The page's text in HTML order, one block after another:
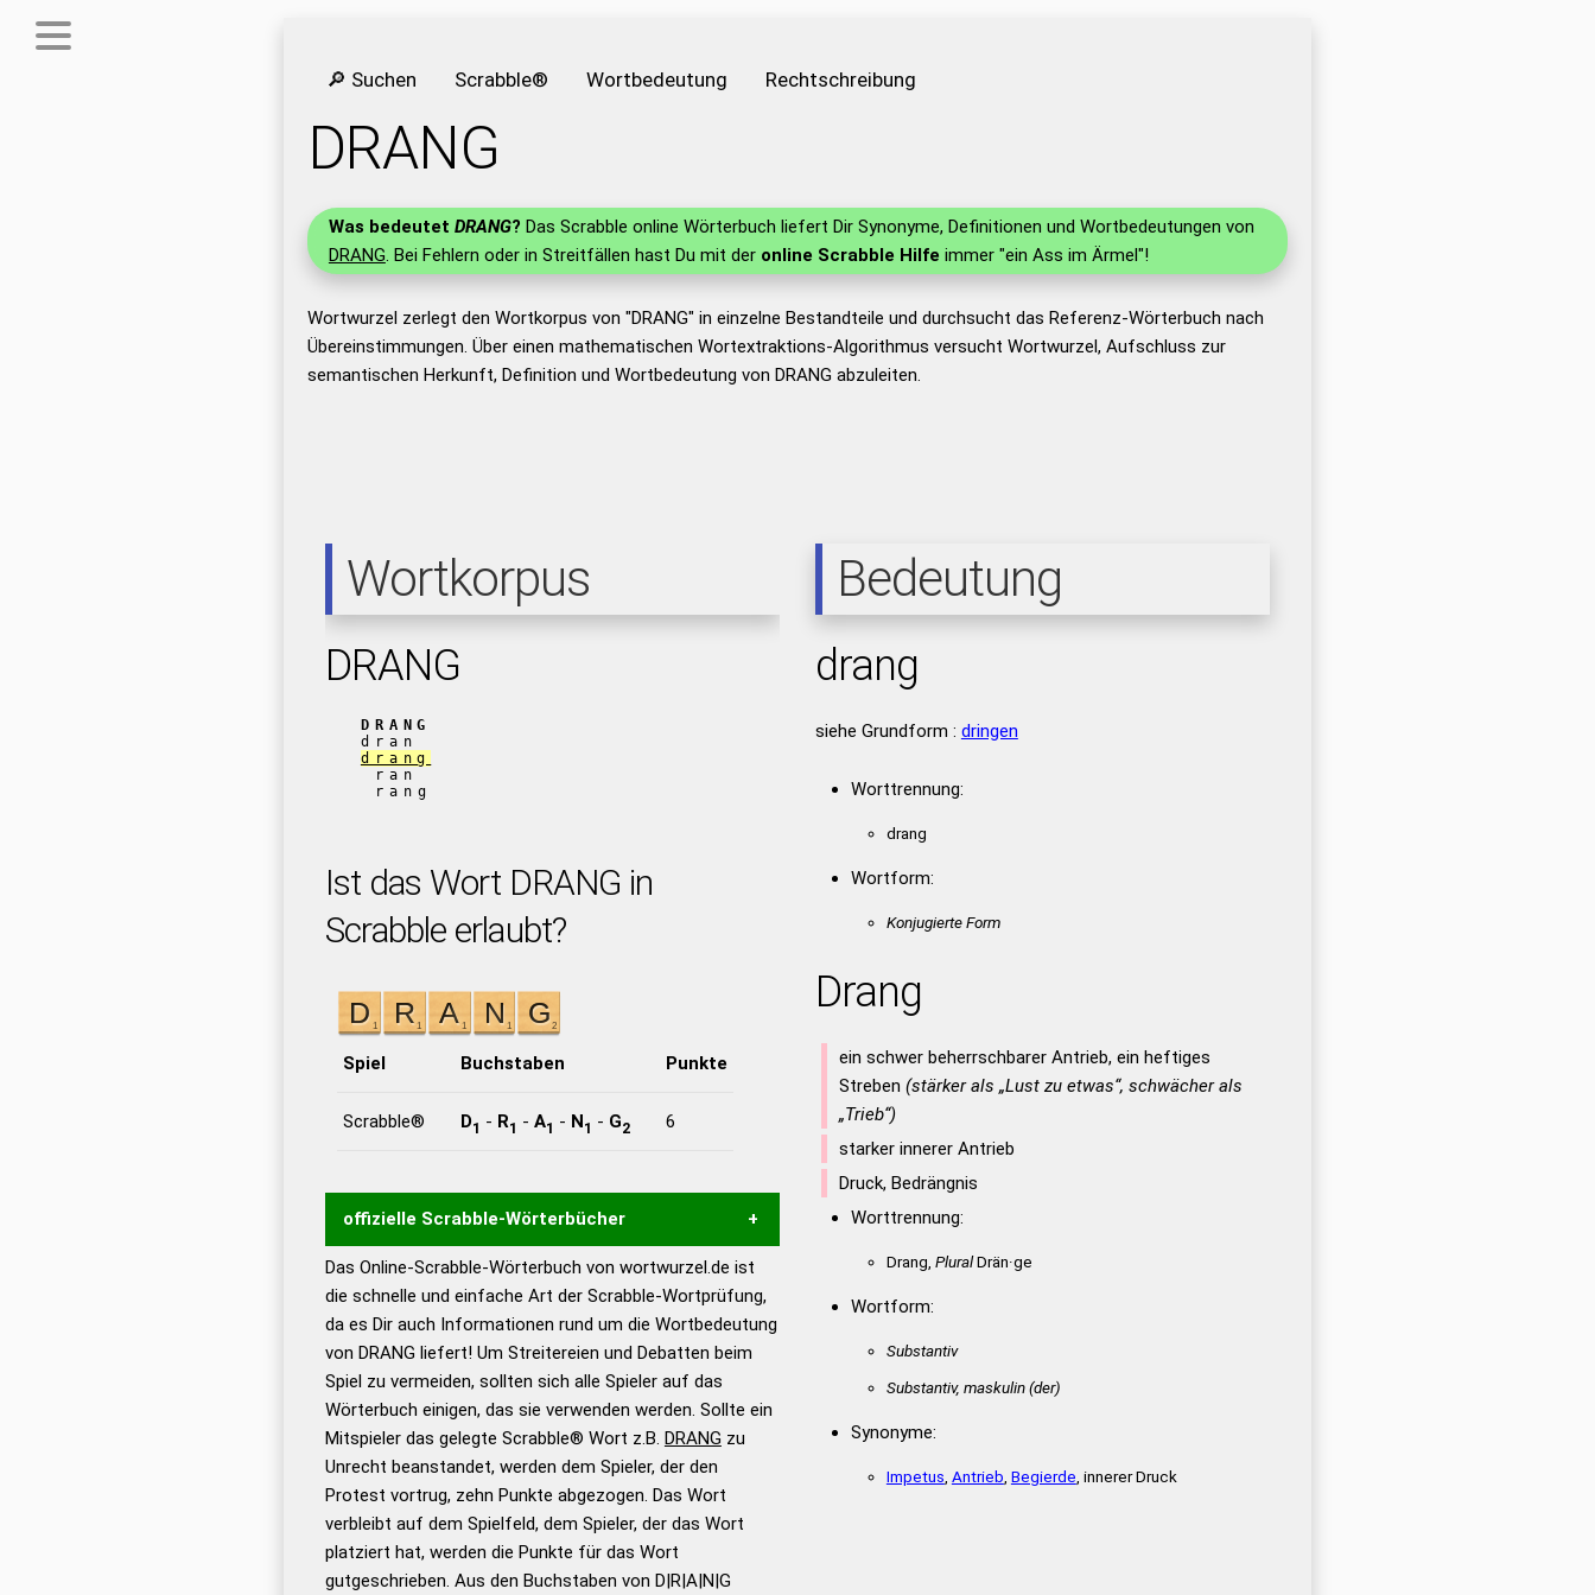
🔎 Suchen Scrabble® Wortbedeutung Rechtschreibung
DRANG
Was bedeutet DRANG? Das Scrabble online Wörterbuch liefert Dir Synonyme, Definitionen und Wortbedeutungen von
DRANG. Bei Fehlern oder in Streitfällen hast Du mit der online Scrabble Hilfe immer "ein Ass im Ärmel"!
Wortwurzel zerlegt den Wortkorpus von "DRANG" in einzelne Bestandteile und durchsucht das Referenz-Wörterbuch nach
Übereinstimmungen. Über einen mathematischen Wortextraktions-Algorithmus versucht Wortwurzel, Aufschluss zur
semantischen Herkunft, Definition und Wortbedeutung von DRANG abzuleiten.
Wortkorpus
DRANG
DRANG
dran
drang
ran
rang
Ist das Wort DRANG in
Scrabble erlaubt?
Spiel Buchstaben Punkte
Scrabble® D1 - R1 - A1 - N1 - G2 6
offizielle Scrabble-Wörterbücher
Wortwurzel liefert mit Hilfe eines semantischen
Wortanalyse-Algorithmus gute Anhaltspunkte zu
Wortbedeutung, Worttrennung und Wortform, um die
Gültigkeit eines Wortes für das Scrabble-Spiel zu
bestimmen! zugelassene Turnier Scrabble-
Wörterbücher sind:
Duden – Standardwerk in 12
Bänden
Duden – Richtiges und gutes
Deutsch
Das Online-Scrabble-Wörterbuch von wortwurzel.de ist
die schnelle und einfache Art der Scrabble-Wortprüfung,
da es Dir auch Informationen rund um die Wortbedeutung
von DRANG liefert! Um Streitereien und Debatten beim
Spiel zu vermeiden, sollten sich alle Spieler auf das
Wörterbuch einigen, das sie verwenden werden. Sollte ein
Mitspieler das gelegte Scrabble® Wort z.B. DRANG zu
Unrecht beanstandet, werden dem Spieler, der den
Protest vortrug, zehn Punkte abgezogen. Das Wort
verbleibt auf dem Spielfeld, dem Spieler, der das Wort
platziert hat, werden die Punkte für das Wort
gutgeschrieben. Aus den Buchstaben von D|R|A|N|G
Bedeutung
drang
siehe Grundform : dringen
Worttrennung:
drang
Wortform:
Konjugierte Form
Drang
ein schwer beherrschbarer Antrieb, ein heftiges
Streben (stärker als „Lust zu etwas“, schwächer als
„Trieb“)
starker innerer Antrieb
Druck, Bedrängnis
Worttrennung:
Drang, PluralDrän·ge
Wortform:
Substantiv
Substantiv, maskulin(der)
Synonyme:
Impetus Antrieb Begierde , innerer Druck